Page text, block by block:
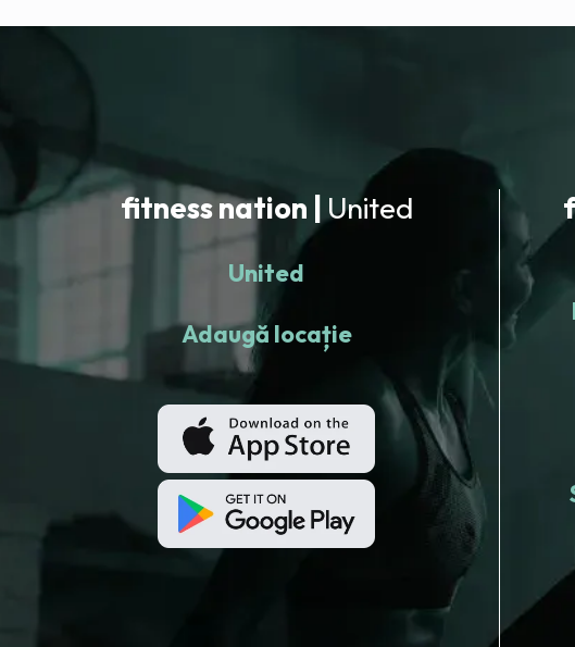
fitness nation | United
United
Adaugă locație